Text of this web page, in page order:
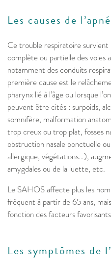
Les causes de
Ce trouble respiratoire survient
complète ou partielle des voies
notamment des conduits
première cause est le
pharynx lié à l’âge ou lorsque
peuvent être cités : surpoids,
somnifère, malformation
trop creux ou trop plat, fosses
obstruction nasale ponctuelle
allergique, végétations…),
amygdales ou de la luette, etc.
Le SAHOS affecte plus les
fréquent à partir de 65 ans,
fonction des facteurs
Les symptômes de